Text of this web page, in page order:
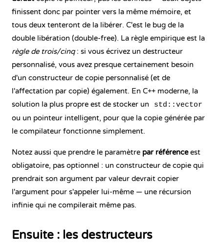
finissent donc par pointer vers la même mémoire, et
tous deux tenteront de la libérer. C'est le bug de la
double libération (double-free). La règle empirique est la
règle de trois/cinq: si vous écrivez un destructeur
personnalisé, vous avez presque certainement besoin
d'un constructeur de copie personnalisé (et de
l'affectation par copie) également. En C++ moderne, la
solution la plus propre est de stocker un
std::vector
ou un pointeur intelligent, pour que la copie générée par
le compilateur fonctionne simplement.
Notez aussi que prendre le paramètre par référenceest
obligatoire, pas optionnel : un constructeur de copie qui
prendrait son argument par valeur devrait copier
l'argument pour s'appeler lui-même — une récursion
infinie qui ne compilerait même pas.
Ensuite : les destructeurs